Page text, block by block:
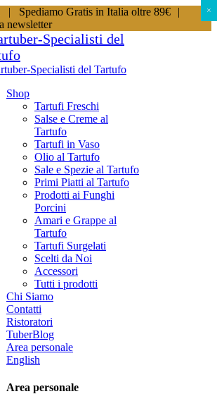
| Spediamo Gratis in Italia oltre 89€
|
newsletter
Shop
Tartufi Freschi
Salse e Creme al
Tartufo
Tartufi in Vaso
Olio al Tartufo
Sale e Spezie al Tartufo
Primi Piatti al Tartufo
Prodotti ai Funghi
Porcini
Amari e Grappe al
Tartufo
Tartufi Surgelati
Scelti da Noi
Accessori
Tutti i prodotti
Chi Siamo
Contatti
Ristoratori
TuberBlog
Area personale
English
Area personale
×
×